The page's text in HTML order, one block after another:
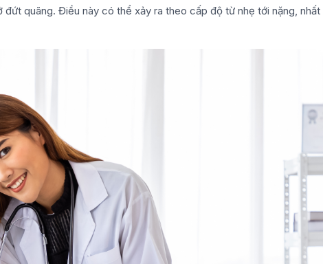
quãng. Điều này có thể xảy ra theo cấp độ từ nhẹ tới nặng, nhất